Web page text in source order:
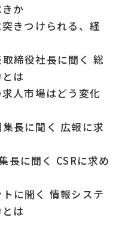
か
きつけられる、経
締役社長に聞く 総
は
人市場はどう変化
長に聞く 広報に求
に聞く CSRに求め
に聞く 情報システ
は